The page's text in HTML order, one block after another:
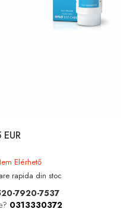
Elérhető
rapida din stoc
7920-7537
0313330372